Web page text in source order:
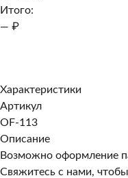
Итого:
— ₽
Характеристики
Артикул
OF-113
Описание
Возможно оформление
Свяжитесь с нами,